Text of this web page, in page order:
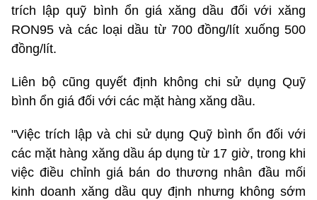
trích lập quỹ bình ổn giá xăng dầu đối với xăng
RON95 và các loại dầu từ 700 đồng/lít xuống 500
đồng/lít.
Liên bộ cũng quyết định không chi sử dụng Quỹ
bình ổn giá đối với các mặt hàng xăng dầu.
"Việc trích lập và chi sử dụng Quỹ bình ổn đối với
các mặt hàng xăng dầu áp dụng từ 17 giờ, trong khi
việc điều chỉnh giá bán do thương nhân đầu mối
kinh doanh xăng dầu quy định nhưng không sớm